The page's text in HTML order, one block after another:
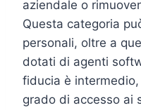
aziendale o
Questa categoria
personali, oltre a
dotati di agenti
fiducia è
grado di accesso ai